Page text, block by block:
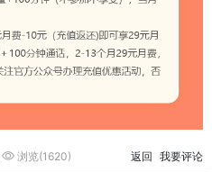
浏览(1620) 返回 我要评论